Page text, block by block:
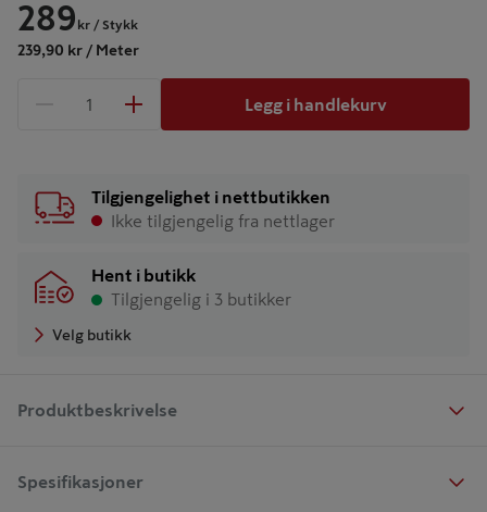
289 kr / Stykk
239,90 kr / Meter
1 produkter
Legg i handlekurv
Tilgjengelighet i nettbutikken
Ikke tilgjengelig fra nettlager
Hent i butikk
Tilgjengelig i 3 butikker
Velg butikk
Produktbeskrivelse
Spesifikasjoner